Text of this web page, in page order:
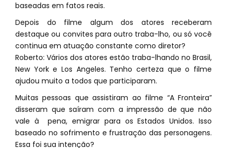
baseadas em fatos reais.
Depois do filme algum dos atores receberam
destaque ou convites para outro traba-lho, ou só você
continua em atuação constante como diretor?
Roberto: Vários dos atores estão traba-lhando no Brasil,
New York e Los Angeles. Tenho certeza que o filme
ajudou muito a todos que participaram.
Muitas pessoas que assistiram ao filme “A Fronteira”
disseram que saí­ram com a impressão de que não
vale à pena, emigrar para os Estados Unidos. Isso
baseado no sofrimento e frustração das personagens.
Essa foi sua intenção?